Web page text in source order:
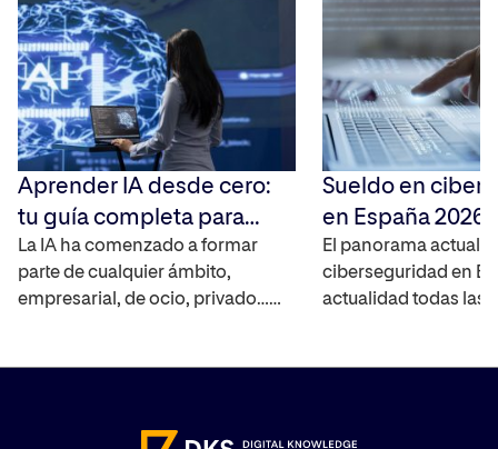
Aprender IA desde cero:
tu guía completa para
2026
La IA ha comenzado a formar
parte de cualquier ámbito,
empresarial, de ocio, privado…
artificial y no sabes ni por dónde
Sueldo en
en España 2026:
completa de
proyecciones
El panorama actual
ciberseguridad en
actualidad todas las